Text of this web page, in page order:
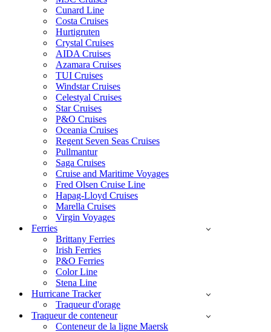
Cunard Line
Costa Cruises
Hurtigruten
Crystal Cruises
AIDA Cruises
Azamara Cruises
TUI Cruises
Windstar Cruises
Celestyal Cruises
Star Cruises
P&O Cruises
Oceania Cruises
Regent Seven Seas Cruises
Pullmantur
Saga Cruises
Cruise and Maritime Voyages
Fred Olsen Cruise Line
Hapag-Lloyd Cruises
Marella Cruises
Virgin Voyages
Ferries
Brittany Ferries
Irish Ferries
P&O Ferries
Color Line
Stena Line
Hurricane Tracker
Traqueur d'orage
Traqueur de conteneur
Conteneur de la ligne Maersk